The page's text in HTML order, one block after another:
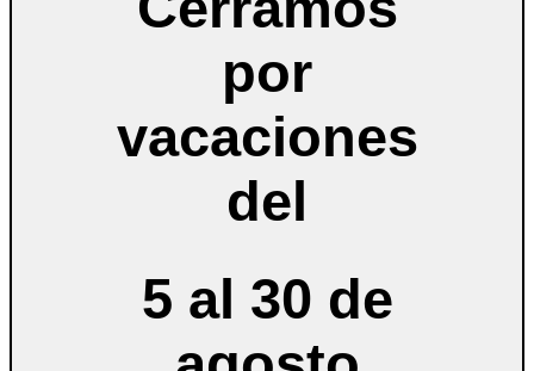
por
vacaciones
del
5 al 30 de